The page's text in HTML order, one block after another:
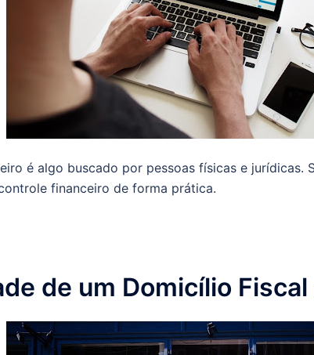
é algo buscado por pessoas físicas e jurídicas.
financeiro de forma prática.
de um Domicílio